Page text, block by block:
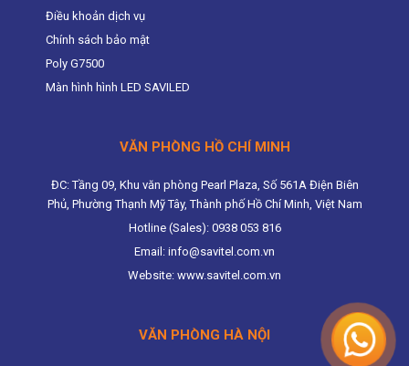
Điều khoản dịch vụ
Chính sách bảo mật
Poly G7500
Màn hình hình LED SAVILED
VĂN PHÒNG HỒ CHÍ MINH
ĐC: Tầng 09, Khu văn phòng Pearl Plaza, Số 561A Điện Biên
Phủ, Phường Thạnh Mỹ Tây, Thành phố Hồ Chí Minh, Việt Nam
Hotline (Sales): 0938 053 816
Email: info@savitel.com.vn
Website: www.savitel.com.vn
VĂN PHÒNG HÀ NỘI